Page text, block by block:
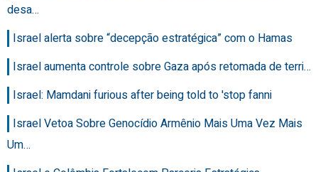
desa…
Israel alerta sobre “decepção estratégica” com o Hamas
Israel aumenta controle sobre Gaza após retomada de terri…
Israel: Mamdani furious after being told to 'stop fanni
Israel Vetoa Sobre Genocídio Armênio Mais Uma Vez Mais
Um…